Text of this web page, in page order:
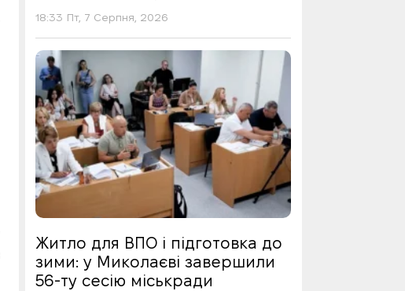
18:33 Пт, 7 Серпня, 2026
Житло для ВПО і підготовка до
зими: у Миколаєві завершили
56-ту сесію міськради